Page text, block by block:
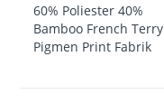
60% Poliester 40%
Bamboo French Terry
Pigmen Print Fabrik